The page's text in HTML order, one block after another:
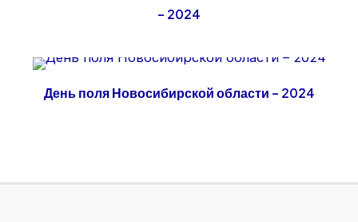
– 2024
День поля Новосибирской области – 2024